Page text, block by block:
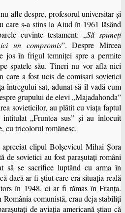
afle despre, profesorul universitar şi
care s-a stins la Aiud în 1961 lăsând
cuvinte testament: „Să spuneţi
un compromis”. Despre Mircea
jos în frigul temniței spre a permite
spatele său. Tineri nu vor afla nici
care a fost ucis de comisari sovietici
întregului sat, adunat să îl vadă cum
grupului de elevi „Majadahonda”
sovieticilor, au plătit cu viaţa faptul
„Fruntea sus” şi au înlocuit
cu tricolorul românesc.
clipul Bolşevicul Mihai Șora
de sovietici au fost paraşutaţi români
să se sacrifice luptând cu arma în
dacă ar fi ştiut care era situaţia reală
în 1948, ci ar fi rămas în Franţa.
România comunistă, erau deja stabiliţi
de aviaţia americană ştiau că